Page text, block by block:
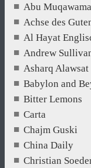
Abu Muqawama
Achse des
Al Hayat
Andrew
Asharq Alawsat
Babylon and
Bitter Lemons
Carta
Chajm Guski
China Daily
Christian